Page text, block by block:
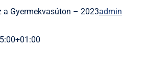
a Gyermekvasúton – 2023admin